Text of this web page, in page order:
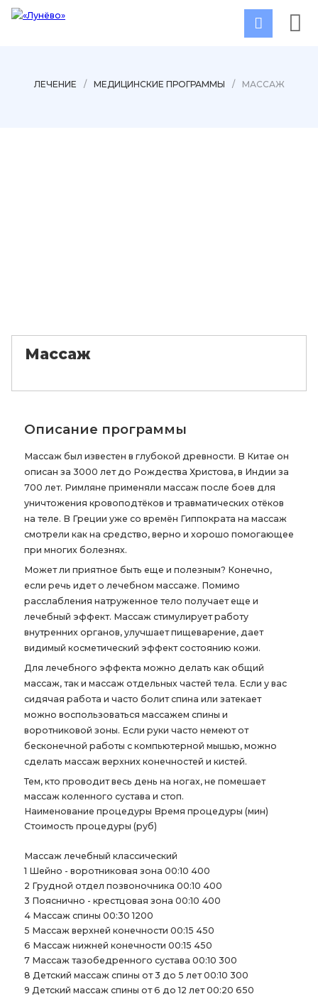
ЛЕЧЕНИЕ / МЕДИЦИНСКИЕ ПРОГРАММЫ / МАССАЖ
Массаж
Описание программы
Массаж был известен в глубокой древности. В Китае он
описан за 3000 лет до Рождества Христова, в Индии за
700 лет. Римляне применяли массаж после боев для
уничтожения кровоподтёков и травматических отёков
на теле. В Греции уже со времён Гиппократа на массаж
смотрели как на средство, верно и хорошо помогающее
при многих болезнях.
Может ли приятное быть еще и полезным? Конечно,
если речь идет о лечебном массаже. Помимо
расслабления натруженное тело получает еще и
лечебный эффект. Массаж стимулирует работу
внутренних органов, улучшает пищеварение, дает
видимый косметический эффект состоянию кожи.
Для лечебного эффекта можно делать как общий
массаж, так и массаж отдельных частей тела. Если у вас
сидячая работа и часто болит спина или затекает
можно воспользоваться массажем спины и
воротниковой зоны. Если руки часто немеют от
бесконечной работы с компьютерной мышью, можно
сделать массаж верхних конечностей и кистей.
Тем, кто проводит весь день на ногах, не помешает
массаж коленного сустава и стоп.
Наименование процедуры Время процедуры (мин)
Стоимость процедуры (руб)
Массаж лечебный классический
1 Шейно - воротниковая зона 00:10 400
2 Грудной отдел позвоночника 00:10 400
3 Пояснично - крестцовая зона 00:10 400
4 Массаж спины 00:30 1200
5 Массаж верхней конечности 00:15 450
6 Массаж нижней конечности 00:15 450
7 Массаж тазобедренного сустава 00:10 300
8 Детский массаж спины от 3 до 5 лет 00:10 300
9 Детский массаж спины от 6 до 12 лет 00:20 650